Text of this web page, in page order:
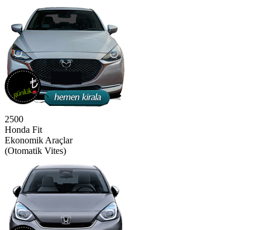
2500
Honda Fit
Ekonomik Araçlar
(Otomatik Vites)